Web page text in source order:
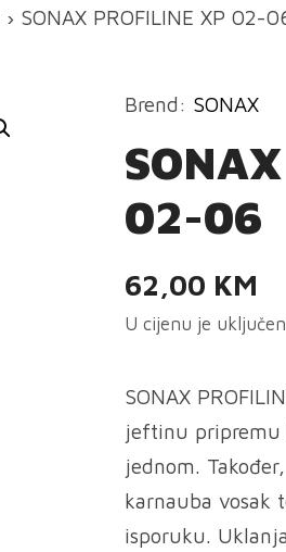
› SONAX PROFILINE XP 02-
Brend: SONAX
02-06
62,00 KM
U cijenu je
SONAX
jeftinu pripremu
jednom.
karnauba vosak
isporuku.